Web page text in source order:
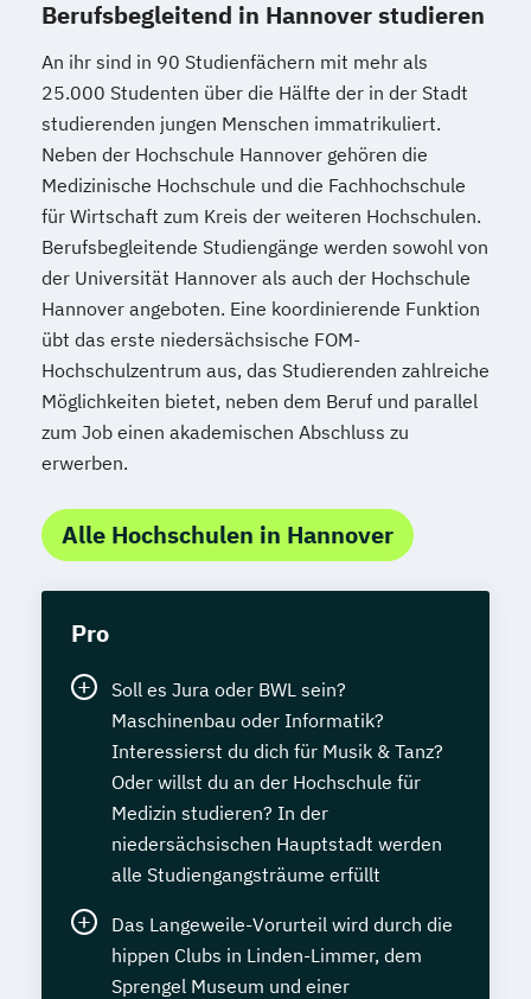
Berufsbegleitend in Hannover studieren
An ihr sind in 90 Studienfächern mit mehr als
25.000 Studenten über die Hälfte der in der Stadt
studierenden jungen Menschen immatrikuliert.
Neben der Hochschule Hannover gehören die
Medizinische Hochschule und die Fachhochschule
für Wirtschaft zum Kreis der weiteren Hochschulen.
Berufsbegleitende Studiengänge werden sowohl von
der Universität Hannover als auch der Hochschule
Hannover angeboten. Eine koordinierende Funktion
übt das erste niedersächsische FOM-
Hochschulzentrum aus, das Studierenden zahlreiche
Möglichkeiten bietet, neben dem Beruf und parallel
zum Job einen akademischen Abschluss zu
erwerben.
Alle Hochschulen in Hannover
Pro
Soll es Jura oder BWL sein?
Maschinenbau oder Informatik?
Interessierst du dich für Musik & Tanz?
Oder willst du an der Hochschule für
Medizin studieren? In der
niedersächsischen Hauptstadt werden
alle Studiengangsträume erfüllt
Das Langeweile-Vorurteil wird durch die
hippen Clubs in Linden-Limmer, dem
Sprengel Museum und einer